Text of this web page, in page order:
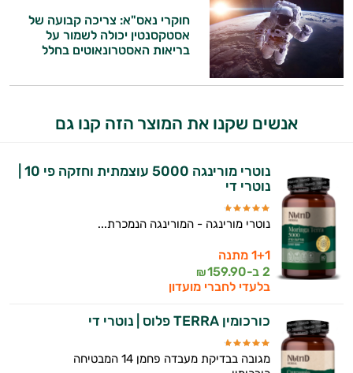
חוקרי נאס"א: צריכה קבועה של
אסטקסנטין יכולה לשמור על
בריאות האסטרונאוטים בחלל
אנשים שקנו את המוצר הזה קנו גם
נוטרי די
נוטרי מורינגה - המורינגה הנמכרת...
1+1 מתנה
2 ב-
159.90
₪
בלעדי לחברי מועדון
כורכומין TERRA פלוס | נוטרי די
מגובה בבדיקת מעבדה פחמן 14 המבטיחה
וספרות מקצועית בתחומי הרפואה הטבעית
ותזונת הספורט.
אני כאן כדי לעזור לך להתאים את תוספי
התזונה ומוצרי הבריאות המדויקים למטרות
יום וגם בתחום הכושר והספורט.
המטרה שלי היא להתאים עבורך המלצות
אישיות מבוססות מדעית.
זה הזמן להתחיל. איך אוכל לעזור?